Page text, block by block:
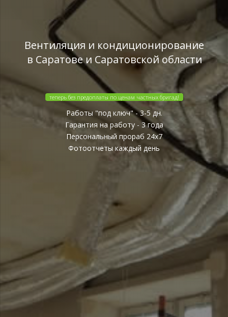
Вентиляция и кондиционирование
в Саратове и Саратовской области
теперь без предоплаты по ценам частных бригад!
Работы "под ключ" - 3-5 дн.
Гарантия на работу - 3 года
Персональный прораб 24x7
Фотоотчеты каждый день